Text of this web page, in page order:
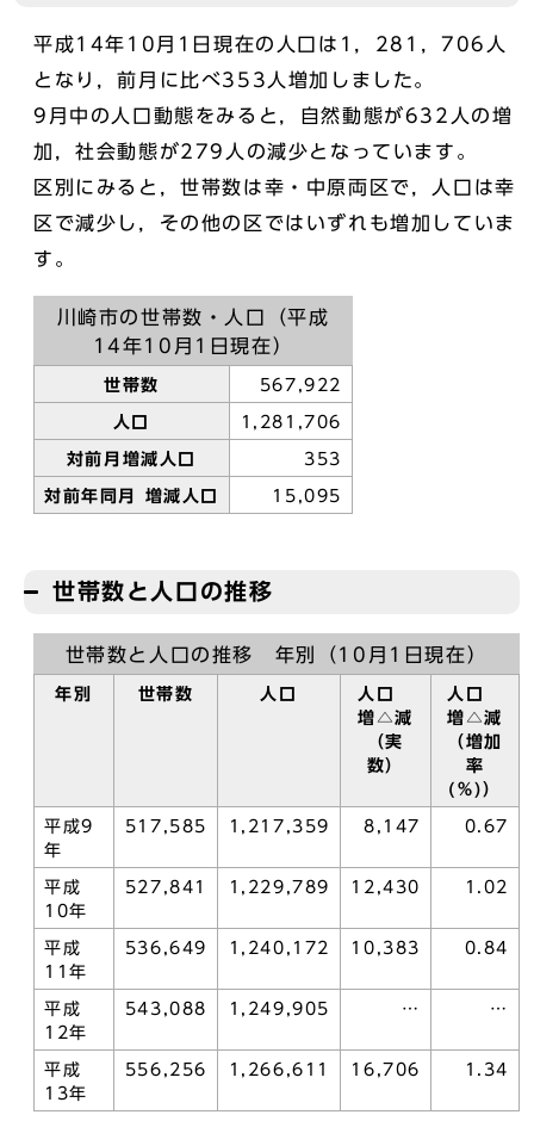
平成14年10月1日現在の人口は1，281，706人
となり，前月に比べ353人増加しました。
9月中の人口動態をみると，自然動態が632人の増
加，社会動態が279人の減少となっています。
区別にみると，世帯数は幸・中原両区で，人口は幸
区で減少し，その他の区ではいずれも増加していま
す。
川崎市の世帯数・人口（平成
14年10月1日現在）
世帯数 567,922
人口 1,281,706
対前月増減人口 353
対前年同月 増減人口 15,095
世帯数と人口の推移
世帯数と人口の推移 年別（10月1日現在）
年別 世帯数 人口
人口
増△減
（実
数）
人口
増△減
（増加
率
(％)）
平成9
年
517,585 1,217,359 8,147 0.67
平成
10年
527,841 1,229,789 12,430 1.02
平成
11年
536,649 1,240,172 10,383 0.84
平成
12年
543,088 1,249,905 … …
平成
13年
556,256 1,266,611 16,706 1.34